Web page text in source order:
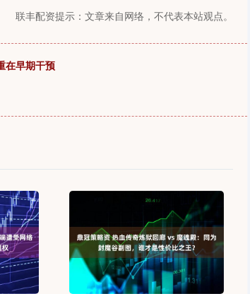
联丰配资提示：文章来自网络，不代表本站观点。
在早期干预